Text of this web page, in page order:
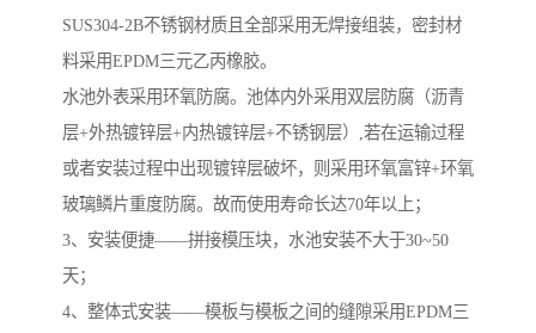
SUS304-2B不锈钢材质且全部采用无焊接组装，密封材
料采用EPDM三元乙丙橡胶。
水池外表采用环氧防腐。池体内外采用双层防腐（沥青
层+外热镀锌层+内热镀锌层+不锈钢层）,若在运输过程
或者安装过程中出现镀锌层破坏，则采用环氧富锌+环氧
玻璃鳞片重度防腐。故而使用寿命长达70年以上；
3、安装便捷——拼接模压块，水池安装不大于30~50
天；
4、整体式安装——模板与模板之间的缝隙采用EPDM三